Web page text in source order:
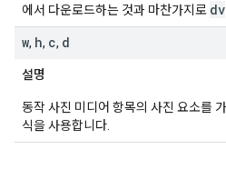
에서 다운로드하는 것과 마찬가지로 dv
w, h, c, d
설명
동작 사진 미디어 항목의 사진 요소를
식을 사용합니다.